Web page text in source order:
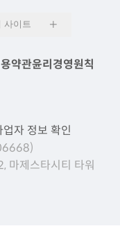
사이트
약관윤리경영원칙
업자 정보 확인
마제스타시티 타워